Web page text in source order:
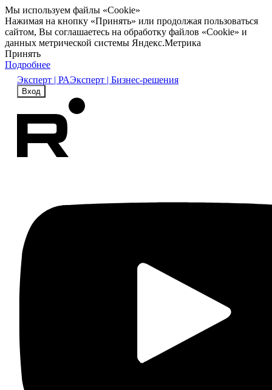
Мы используем файлы «Cookie»
Нажимая на кнопку «Принять» или продолжая пользоваться
сайтом, Вы соглашаетесь на обработку файлов «Cookie» и
данных метрической системы Яндекс.Метрика
Принять
Подробнее
Эксперт | РАЭксперт | Бизнес-решения
Вход